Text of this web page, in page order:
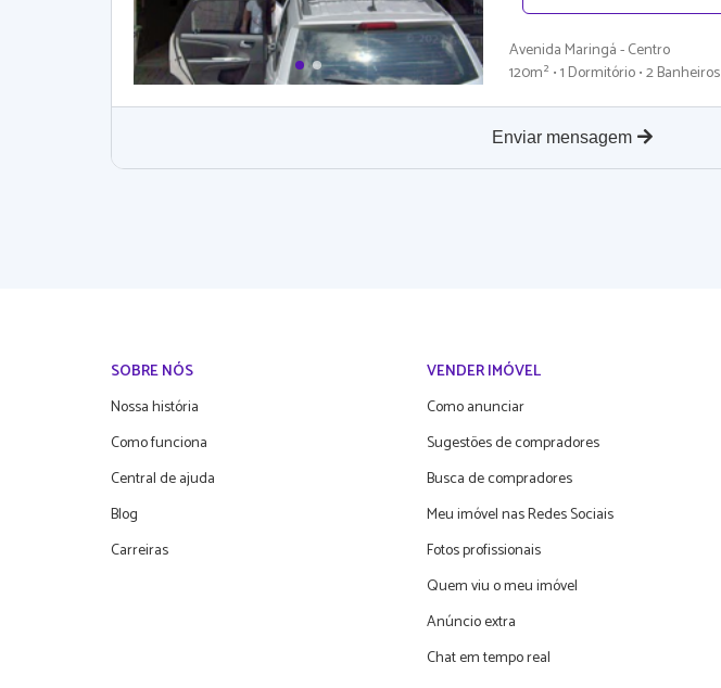
Avenida Maringá - Centro
120m² • 1 Dormitório • 2 Banheiros
Enviar mensagem
SOBRE NÓS
Nossa história
Como funciona
Central de ajuda
Blog
Carreiras
VENDER IMÓVEL
Como anunciar
Sugestões de compradores
Busca de compradores
Meu imóvel nas Redes Sociais
Fotos profissionais
Quem viu o meu imóvel
Anúncio extra
Chat em tempo real